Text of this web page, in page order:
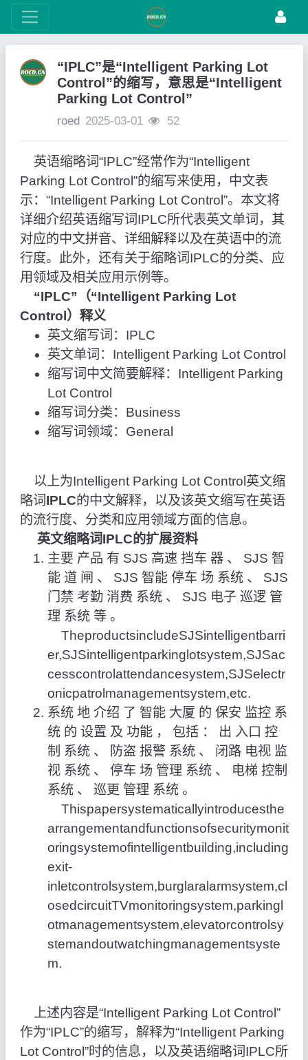
“IPLC”是“Intelligent Parking Lot
Control”的缩写，意思是“Intelligent
Parking Lot Control”
roed 2025-03-01 52
英语缩略词“IPLC”经常作为“Intelligent
Parking Lot Control”的缩写来使用，中文表
示：“Intelligent Parking Lot Control”。本文将
详细介绍英语缩写词IPLC所代表英文单词，其
对应的中文拼音、详细解释以及在英语中的流
行度。此外，还有关于缩略词IPLC的分类、应
用领域及相关应用示例等。
“IPLC”（“Intelligent Parking Lot
Control）释义
英文缩写词：IPLC
英文单词：Intelligent Parking Lot Control
缩写词中文简要解释：Intelligent Parking
Lot Control
缩写词分类：Business
缩写词领域：General
以上为Intelligent Parking Lot Control英文缩
略词 IPLC的中文解释，以及该英文缩写在英语
的流行度、分类和应用领域方面的信息。
英文缩略词IPLC的扩展资料
主要 产品 有 SJS 高速 挡车 器 、 SJS 智
能 道 闸 、 SJS 智能 停车 场 系统 、 SJS
门禁 考勤 消费 系统 、 SJS 电子 巡逻 管
理 系统 等 。
TheproductsincludeSJSintelligentbarri
er,SJSintelligentparkinglotsystem,SJSac
cesscontrolattendancesystem,SJSelectr
onicpatrolmanagementsystem,etc.
系统 地 介绍 了 智能 大厦 的 保安 监控 系
统 的 设置 及 功能 ， 包括 ： 出 入口 控
制 系统 、 防盗 报警 系统 、 闭路 电视 监
视 系统 、 停车 场 管理 系统 、 电梯 控制
系统 、 巡更 管理 系统 。
Thispapersystematicallyintroducesthe
arrangementandfunctionsofsecuritymonit
oringsystemofintelligentbuilding,including
exit-
inletcontrolsystem,burglaralarmsystem,cl
osedcircuitTVmonitoringsystem,parkingl
otmanagementsystem,elevatorcontrolsy
stemandoutwatchingmanagementsyste
m.
上述内容是“Intelligent Parking Lot Control”
作为“IPLC”的缩写，解释为“Intelligent Parking
Lot Control”时的信息，以及英语缩略词IPLC所